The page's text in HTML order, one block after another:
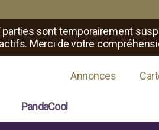
sont temporairement
Merci de votre
Annonces
PandaCool